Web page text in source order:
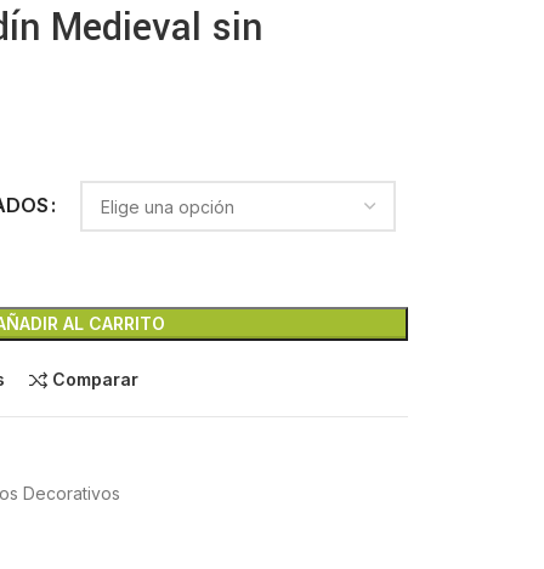
Medieval sin
AL CARRITO
Comparar
Decorativos